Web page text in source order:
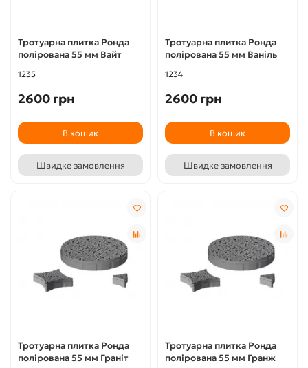
Тротуарна плитка Ронда
полірована 55 мм Вайт
1235
2600 грн
В кошик
Швидке замовлення
Тротуарна плитка Ронда
полірована 55 мм Ваніль
1234
2600 грн
В кошик
Швидке замовлення
Тротуарна плитка Ронда
полірована 55 мм Граніт
Тротуарна плитка Ронда
полірована 55 мм Гранж